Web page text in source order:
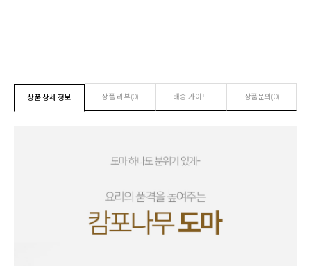
상품 상세 정보 상품 리뷰(0) 배송 가이드 상품문의(0)